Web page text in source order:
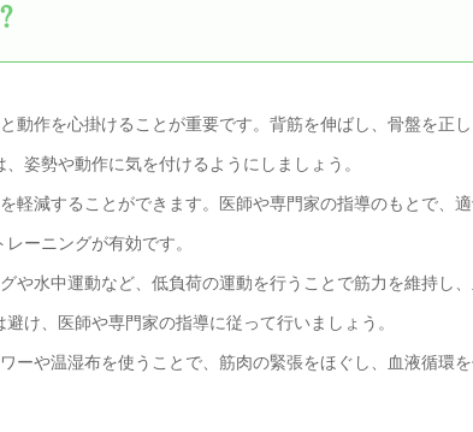
動作を心掛けることが重要です。背筋を伸ばし、骨盤を正
姿勢や動作に気を付けるようにしましょう。
軽減することができます。医師や専門家の指導のもとで、
ーニングが有効です。
や水中運動など、低負荷の運動を行うことで筋力を維持し
け、医師や専門家の指導に従って行いましょう。
ーや温湿布を使うことで、筋肉の緊張をほぐし、血液循環